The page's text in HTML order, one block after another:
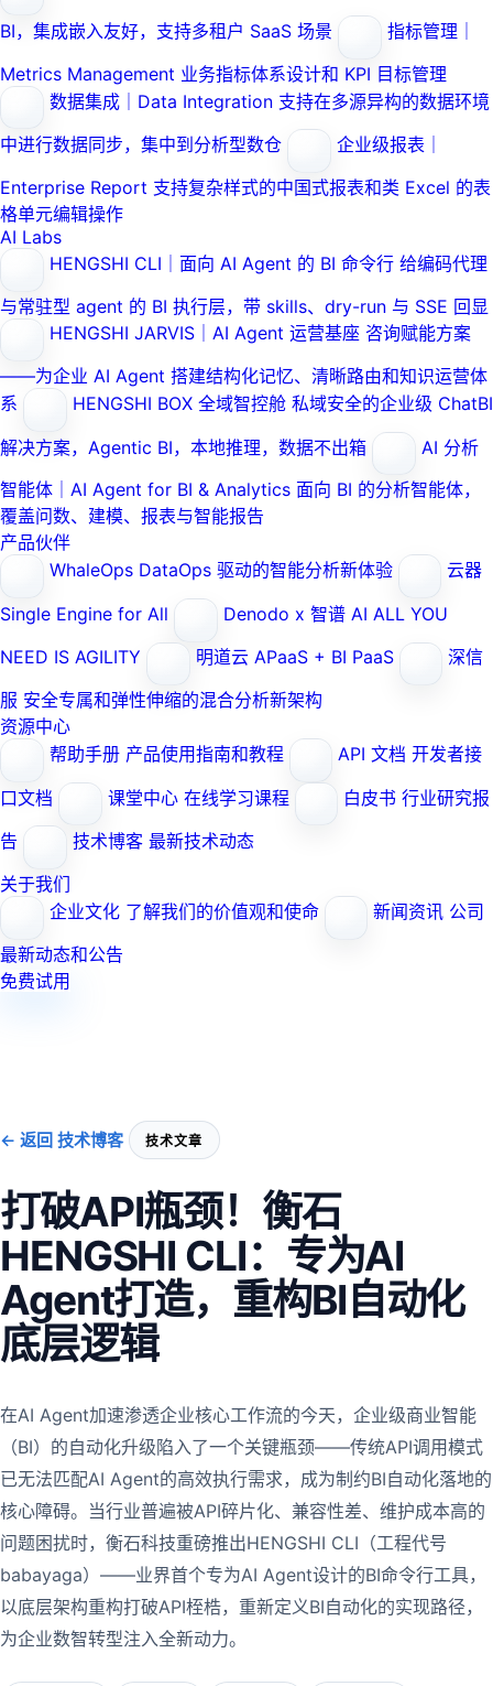
BI，集成嵌入友好，支持多租户 SaaS 场景
指标管理｜
Metrics Management 业务指标体系设计和 KPI 目标管理
数据集成｜Data Integration 支持在多源异构的数据环境
中进行数据同步，集中到分析型数仓
企业级报表｜
Enterprise Report 支持复杂样式的中国式报表和类 Excel 的表
格单元编辑操作
AI Labs
HENGSHI CLI｜面向 AI Agent 的 BI 命令行 给编码代理
与常驻型 agent 的 BI 执行层，带 skills、dry-run 与 SSE 回显
HENGSHI JARVIS｜AI Agent 运营基座 咨询赋能方案
——为企业 AI Agent 搭建结构化记忆、清晰路由和知识运营体
系
HENGSHI BOX 全域智控舱 私域安全的企业级 ChatBI
解决方案，Agentic BI，本地推理，数据不出箱
AI 分析
智能体｜AI Agent for BI & Analytics 面向 BI 的分析智能体，
覆盖问数、建模、报表与智能报告
产品伙伴
WhaleOps DataOps 驱动的智能分析新体验
云器
Single Engine for All
Denodo x 智谱 AI ALL YOU
NEED IS AGILITY
明道云 APaaS + BI PaaS
深信
服 安全专属和弹性伸缩的混合分析新架构
资源中心
帮助手册 产品使用指南和教程 API 文档 开发者接
口文档
课堂中心 在线学习课程 白皮书 行业研究报
告
技术博客 最新技术动态
关于我们
企业文化 了解我们的价值观和使命 新闻资讯 公司
最新动态和公告
免费试用
← 返回 技术博客 技术文章
打破API瓶颈！衡石
HENGSHI CLI：专为AI
Agent打造，重构BI自动化
底层逻辑
在AI Agent加速渗透企业核心工作流的今天，企业级商业智能
（BI）的自动化升级陷入了一个关键瓶颈——传统API调用模式
已无法匹配AI Agent的高效执行需求，成为制约BI自动化落地的
核心障碍。当行业普遍被API碎片化、兼容性差、维护成本高的
问题困扰时，衡石科技重磅推出HENGSHI CLI（工程代号
babayaga）——业界首个专为AI Agent设计的BI命令行工具，
以底层架构重构打破API桎梏，重新定义BI自动化的实现路径，
为企业数智转型注入全新动力。